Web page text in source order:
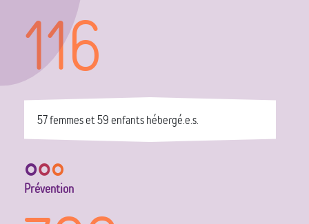
116
57 femmes et 59 enfants hébergé.e.s.
Prévention